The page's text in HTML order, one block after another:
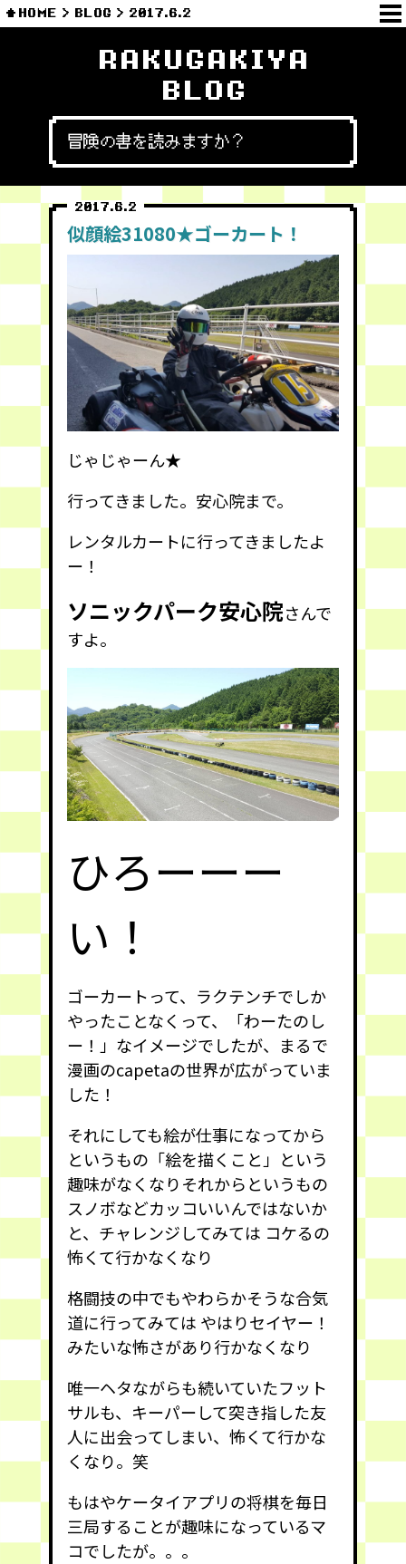
HOME BLOG 2017.6.2
RAKUGAKIYA
BLOG
冒険の書を読みますか？
2017.6.2
似顔絵31080★ゴーカート！
じゃじゃーん★
行ってきました。安心院まで。
レンタルカートに行ってきましたよ
ー！
ソニックパーク安心院さんで
すよ。
ひろーーー
い！
ゴーカートって、ラクテンチでしか
やったことなくって、「わーたのし
ー！」なイメージでしたが、まるで
漫画のcapetaの世界が広がっていま
した！
それにしても絵が仕事になってから
というもの「絵を描くこと」という
趣味がなくなりそれからというもの
スノボなどカッコいいんではないか
と、チャレンジしてみては コケるの
怖くて行かなくなり
格闘技の中でもやわらかそうな合気
道に行ってみては やはりセイヤー！
みたいな怖さがあり行かなくなり
唯一ヘタながらも続いていたフット
サルも、キーパーして突き指した友
人に出会ってしまい、怖くて行かな
くなり。笑
もはやケータイアプリの将棋を毎日
三局することが趣味になっているマ
コでしたが。。。